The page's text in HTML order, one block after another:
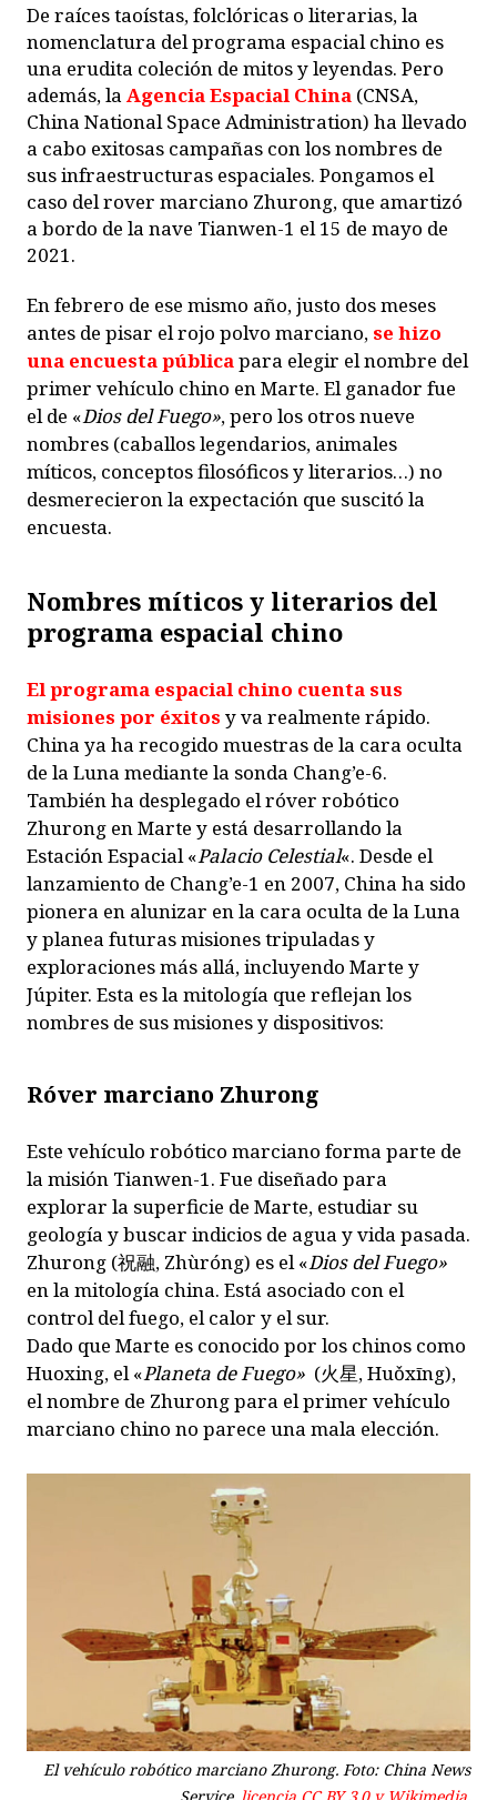
De raíces taoístas, folclóricas o literarias, la
nomenclatura del programa espacial chino es
una erudita coleción de mitos y leyendas. Pero
además, laAgencia Espacial China (CNSA,
China National Space Administration) ha llevado
a cabo exitosas campañas con los nombres de
sus infraestructuras espaciales. Pongamos el
caso del rover marciano Zhurong, que amartizó
a bordo de la nave Tianwen-1 el 15 de mayo de
2021.
En febrero de ese mismo año, justo dos meses
antes de pisar el rojo polvo marciano, se hizo
una encuesta públicapara elegir el nombre del
primer vehículo chino en Marte. El ganador fue
el de «Dios del Fuego», pero los otros nueve
nombres (caballos legendarios, animales
míticos, conceptos filosóficos y literarios…) no
desmerecieron la expectación que suscitó la
encuesta.
Nombres míticos y literarios del
programa espacial chino
El programa espacial chino cuenta sus
misiones por éxitos y va realmente rápido.
China ya ha recogido muestras de la cara oculta
de la Luna mediante la sonda Chang’e-6.
También ha desplegado el róver robótico
Zhurong en Marte y está desarrollando la
Estación Espacial «Palacio Celestial«. Desde el
lanzamiento de Chang’e-1 en 2007, China ha sido
pionera en alunizar en la cara oculta de la Luna
y planea futuras misiones tripuladas y
exploraciones más allá, incluyendo Marte y
Júpiter. Esta es la mitología que reflejan los
nombres de sus misiones y dispositivos:
Róver marciano Zhurong
Este vehículo robótico marciano forma parte de
la misión Tianwen-1. Fue diseñado para
explorar la superficie de Marte, estudiar su
geología y buscar indicios de agua y vida pasada.
Zhurong (祝融, Zhùróng) es el «Dios del Fuego»
en la mitología china. Está asociado con el
control del fuego, el calor y el sur.
Dado que Marte es conocido por los chinos como
Huoxing, el «Planeta de Fuego» (火星, Huǒxīng),
el nombre de Zhurong para el primer vehículo
marciano chino no parece una mala elección.
El vehículo robótico marciano Zhurong. Foto: China News